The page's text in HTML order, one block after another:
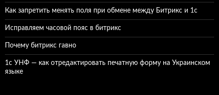
Как запретить менять поля при обмене между Битрикс и 1с
Исправляем часовой пояс в битрикс
Почему битрикс гавно
1c УНФ — как отредактировать печатную форму на Украинском
языке